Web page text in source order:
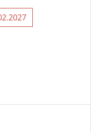
Praxis